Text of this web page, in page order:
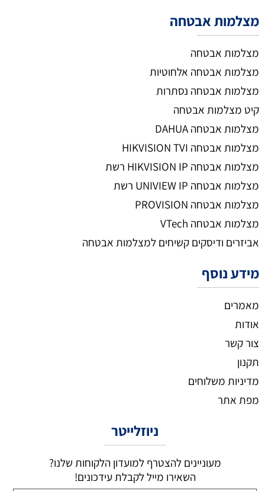
מצלמות אבטחה
מצלמות אבטחה
מצלמות אבטחה אלחוטיות
מצלמות אבטחה נסתרות
קיט מצלמות אבטחה
מצלמות אבטחה DAHUA
מצלמות אבטחה HIKVISION TVI
מצלמות אבטחה HIKVISION IP רשת
מצלמות אבטחה UNIVIEW IP רשת
מצלמות אבטחה PROVISION
מצלמות אבטחה VTech
אביזרים ודיסקים קשיחים למצלמות אבטחה
מידע נוסף
מאמרים
אודות
צור קשר
תקנון
מדיניות משלוחים
מפת אתר
ניוזלייטר
מעוניינים להצטרף למועדון הלקוחות שלנו?
השאירו מייל לקבלת עידכונים!